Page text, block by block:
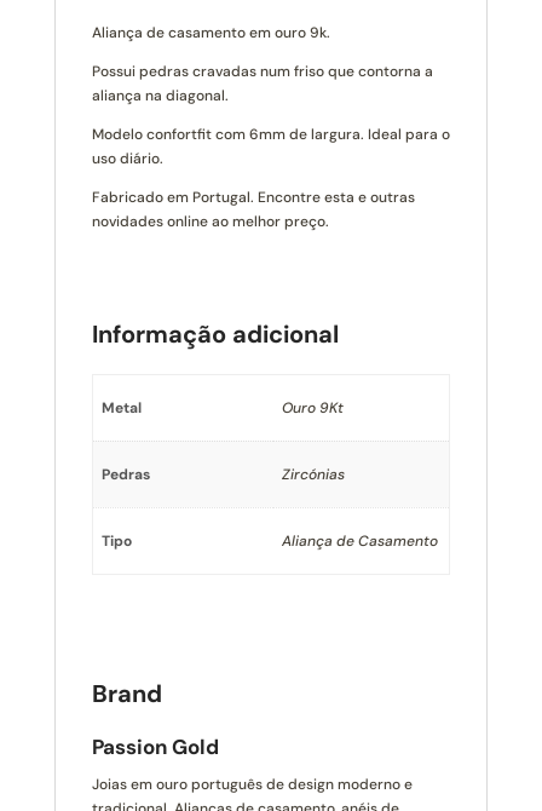
Aliança de casamento em ouro 9k.
Possui pedras cravadas num friso que contorna a
aliança na diagonal.
Modelo confortfit com 6mm de largura. Ideal para o
uso diário.
Fabricado em Portugal. Encontre esta e outras
novidades online ao melhor preço.
Informação adicional
Metal Ouro 9Kt
Pedras Zircónias
Tipo Aliança de Casamento
Brand
Passion Gold
Joias em ouro português de design moderno e